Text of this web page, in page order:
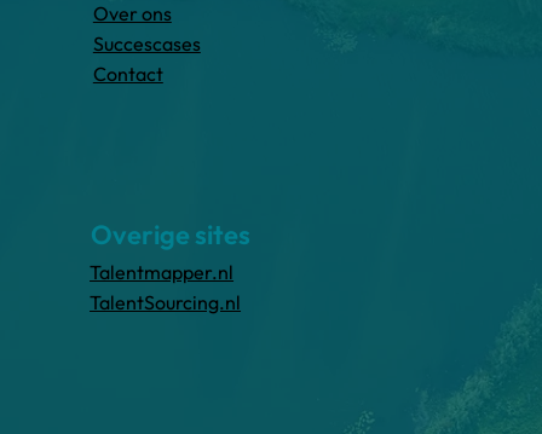
Over ons
Succescases
Contact
Overige sites
Talentmapper.nl
TalentSourcing.nl